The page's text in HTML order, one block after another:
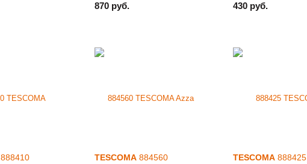
870 руб. 430 руб.
888410
TESCOMA 884560
TESCOMA 888425